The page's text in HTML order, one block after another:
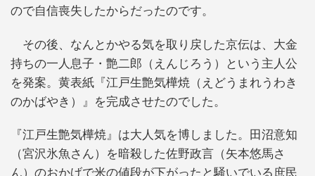
ので自信喪失したからだったのです。
その後、なんとかやる気を取り戻した京伝は、大金
持ちの一人息子・艶二郎（えんじろう）という主人公
を発案。黄表紙『江戸生艶気樺焼（えどうまれうわき
のかばやき）』を完成させたのでした。
『江戸生艶気樺焼』は大人気を博しました。田沼意知
（宮沢氷魚さん）を暗殺した佐野政言（矢本悠馬さ
ん）のおかげで米の値段が下がったと騒いでいる庶民